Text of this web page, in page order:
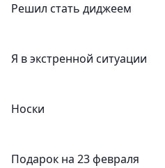
Решил стать диджеем
Я в экстренной ситуации
Носки
Подарок на 23 февраля